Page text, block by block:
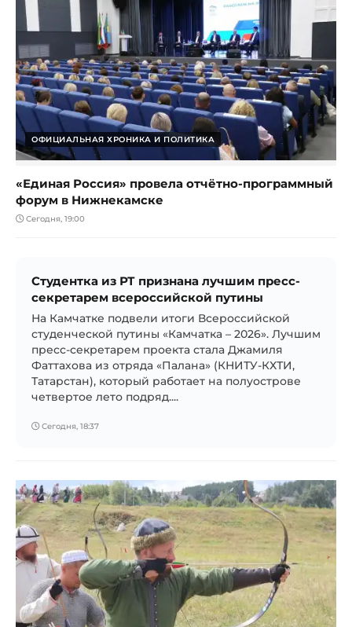
ОФИЦИАЛЬНАЯ ХРОНИКА И ПОЛИТИКА
«Единая Россия» провела отчётно-программный
форум в Нижнекамске
Сегодня, 19:00
Студентка из РТ признана лучшим пресс-
секретарем всероссийской путины
На Камчатке подвели итоги Всероссийской
студенческой путины «Камчатка – 2026». Лучшим
пресс-секретарем проекта стала Джамиля
Фаттахова из отряда «Палана» (КНИТУ-КХТИ,
Татарстан), который работает на полуострове
четвертое лето подряд....
Сегодня, 18:37